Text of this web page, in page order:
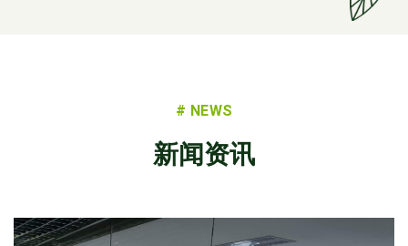
# NEWS
新闻资讯